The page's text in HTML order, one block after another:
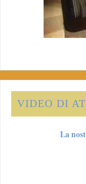
VIDEO DI
La